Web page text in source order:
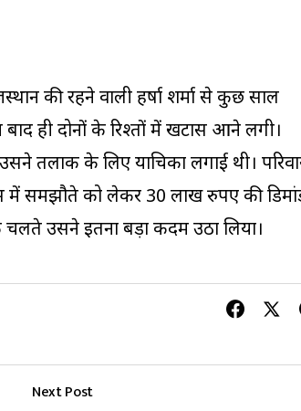
की रहने वाली हर्षा शर्मा से कुछ साल
ही दोनों के रिश्तों में खटास आने लगी।
तलाक के लिए याचिका लगाई थी।
में समझौते को लेकर 30 लाख रुपए की
उसने इतना बड़ा कदम उठा लिया।
Next Post